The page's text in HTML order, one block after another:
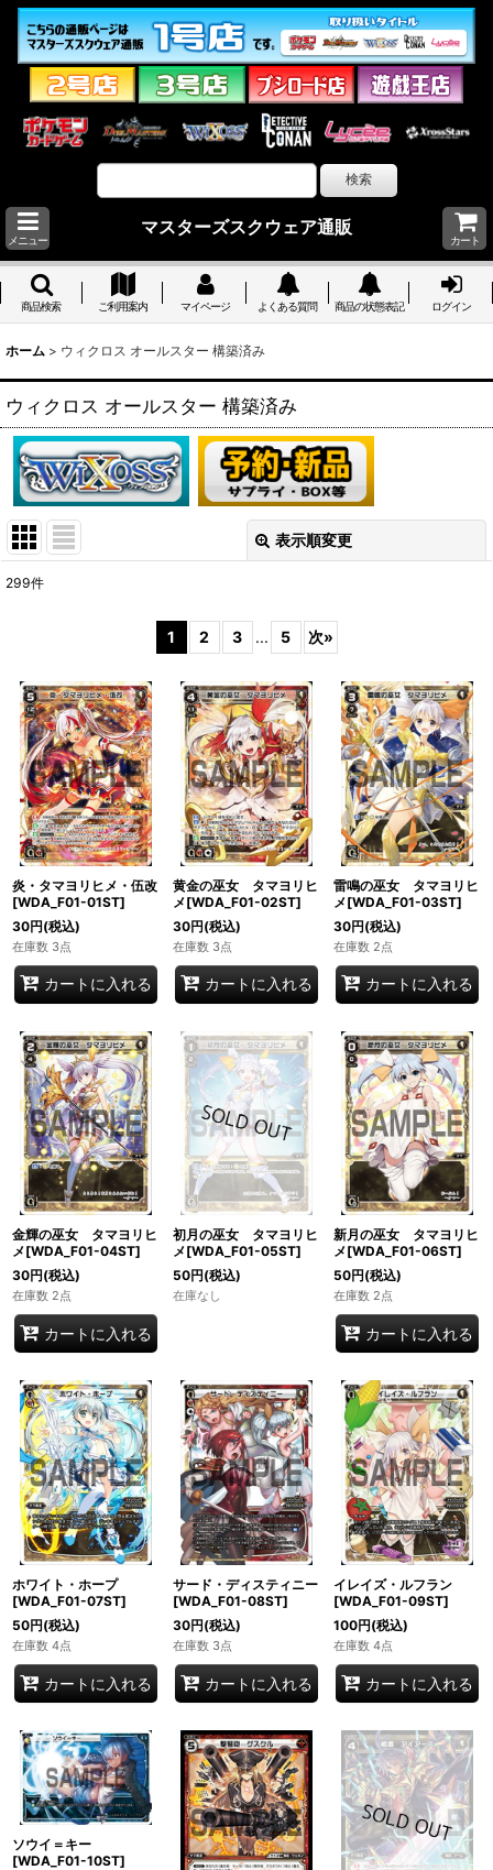
メニュー
マスターズスクウェア通販
カート
商品検索 ご利用案内 マイページ よくある質問 商品の状態表記 ログイン
ホーム > ウィクロス オールスター 構築済み
ウィクロス オールスター 構築済み
表示順変更
サブカテゴリ
表示数:
在庫あり
並び順:
絞り込む
299件
1 2 3 ... 5 次»
炎・タマヨリヒメ・伍改
[WDA_F01-01ST]
30円(税込)
在庫数 3点
カートに入れる
黄金の巫女 タマヨリヒ
メ[WDA_F01-02ST]
30円(税込)
在庫数 3点
カートに入れる
雷鳴の巫女 タマヨリヒ
メ[WDA_F01-03ST]
30円(税込)
在庫数 2点
カートに入れる
金輝の巫女 タマヨリヒ
メ[WDA_F01-04ST]
30円(税込)
在庫数 2点
カートに入れる
初月の巫女 タマヨリヒ
メ[WDA_F01-05ST]
50円(税込)
在庫なし
新月の巫女 タマヨリヒ
メ[WDA_F01-06ST]
50円(税込)
在庫数 2点
カートに入れる
ホワイト・ホープ
[WDA_F01-07ST]
50円(税込)
在庫数 4点
カートに入れる
サード・ディスティニー
[WDA_F01-08ST]
30円(税込)
在庫数 3点
カートに入れる
イレイズ・ルフラン
[WDA_F01-09ST]
100円(税込)
在庫数 4点
カートに入れる
ソウイ＝キー
[WDA_F01-10ST]